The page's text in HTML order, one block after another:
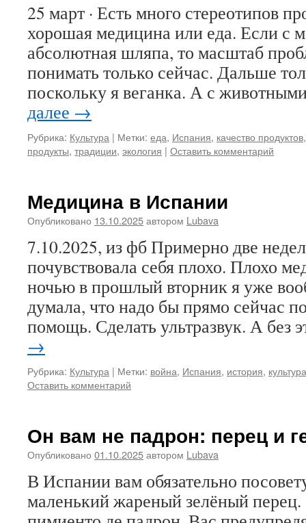
25 март · Есть много стереотипов
хорошая медицина или еда. Если с
абсолютная шляпа, то масштаб
понимать только сейчас. Дальше
поскольку я веганка. А с
далее →
Рубрика: Культура | Метки: еда, Испания, качество продуктов
продукты, традиции, экология | Оставить комментарий
Медицина в Испании
Опубликовано 13.10.2025автором Lubava
7.10.2025, из фб Примерно две
почувствовала себя плохо. Плохо
ночью в прошлый вторник я уже
думала, что надо бы прямо сейчас
помощь. Сделать ультразвук. А без
→
Рубрика: Культура | Метки: война, Испания, история, культура
Оставить комментарий
Он вам не падрон: перец и
Опубликовано 01.10.2025автором Lubava
В Испании вам обязательно
маленький жареный зелёный перец.